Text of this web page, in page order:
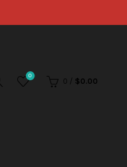
0
0 / $0.00